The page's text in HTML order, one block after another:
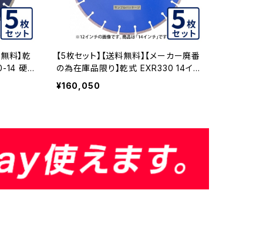
料】乾
14 硬
【5枚セット】【送料無料】【メーカー廃番
の為在庫品限り】乾式 EXR330 14イン
チ コンクリート二次製品など exr330
-14 EXR330-14-05
¥160,050